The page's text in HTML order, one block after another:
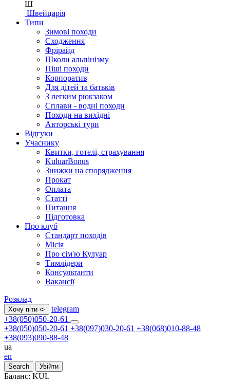
Ш
Швейцарія
Типи
Зимові походи
Сходження
Фрірайд
Школи альпінізму
Піші походи
Корпоратив
Для дітей та батьків
З легким рюкзаком
Сплави - водні походи
Походи на вихідні
Авторські тури
Відгуки
Учаснику
Квитки, готелі, страхування
KuluarBonus
Знижки на спорядження
Прокат
Оплата
Статті
Питання
Підготовка
Про клуб
Стандарт походів
Місія
Про сім'ю Кулуар
Тимлідери
Консультанти
Вакансії
Розклад
Хочу піти ➪
telegram
+38(050)050-20-61
+38(050)050-20-61 +38(097)030-20-61 +38(068)010-88-48
+38(093)090-88-48
ua
en
Search Увійти
Баланс: KUL